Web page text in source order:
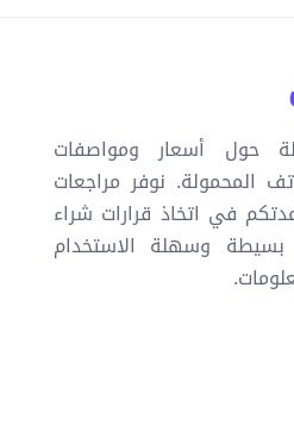
حول أسعار ومواصفات
المحمولة. نوفر مراجعات
في اتخاذ قرارات شراء
وسهلة الاستخدام